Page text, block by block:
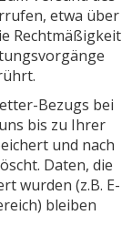
etwa über
Rechtmäßigkeit
Bezugs bei
bis zu Ihrer
und nach
Daten, die
wurden (z.B. E-
bleiben